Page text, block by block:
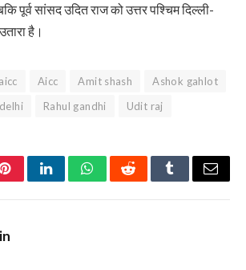
पूर्व सांसद उदित राज को उत्तर पश्चिम दिल्ली-
है।
Aicc Amit shash
Ashok gahlot
Rahul gandhi Udit raj
PinterestLinkedInWhatsAppRedditTumblrEmail